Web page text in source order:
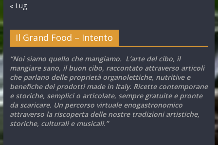
« Lug
Il Grand Food – Intento
“Noi siamo quello che mangiamo. L’arte del cibo, il
mangiare sano, il buon cibo, raccontato attraverso articoli
che parlano delle proprietà organolettiche, nutritive e
benefiche dei prodotti made in Italy. Ricette contemporane
e storiche, semplici o articolate, sempre gratuite e pronte
da scaricare. Un percorso virtuale enogastronomico
attraverso la riscoperta delle nostre tradizioni artistiche,
storiche, culturali e musicali.”